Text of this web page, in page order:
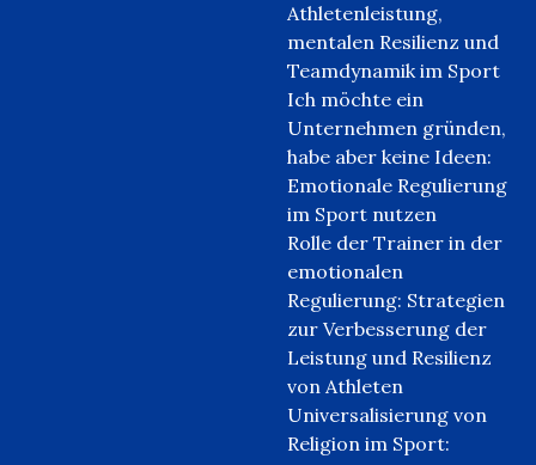
Athletenleistung,
mentalen Resilienz und
Teamdynamik im Sport
Ich möchte ein
Unternehmen gründen,
habe aber keine Ideen:
Emotionale Regulierung
im Sport nutzen
Rolle der Trainer in der
emotionalen
Regulierung: Strategien
zur Verbesserung der
Leistung und Resilienz
von Athleten
Universalisierung von
Religion im Sport: